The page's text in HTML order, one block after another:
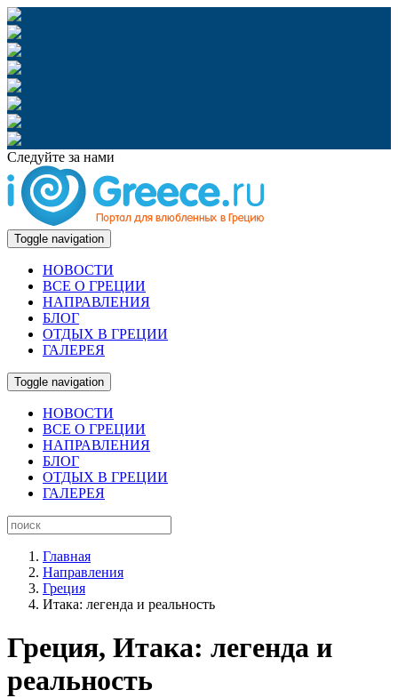
Следуйте за нами
Toggle navigation
НОВОСТИ
ВСЕ О ГРЕЦИИ
НАПРАВЛЕНИЯ
БЛОГ
ОТДЫХ В ГРЕЦИИ
ГАЛЕРЕЯ
Toggle navigation
НОВОСТИ
ВСЕ О ГРЕЦИИ
НАПРАВЛЕНИЯ
БЛОГ
ОТДЫХ В ГРЕЦИИ
ГАЛЕРЕЯ
Главная
Направления
Греция
Итака: легенда и реальность
Греция, Итака: легенда и
реальность